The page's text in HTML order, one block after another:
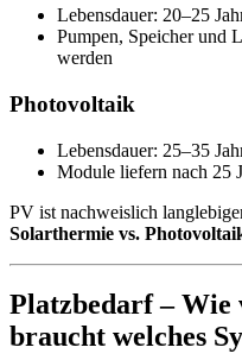
Lebensdauer: 20–25
Pumpen, Speicher und
werden
Photovoltaik
Lebensdauer: 25–35
Module liefern nach 25
PV ist nachweislich
Solarthermie vs.
Platzbedarf – Wie
braucht welches